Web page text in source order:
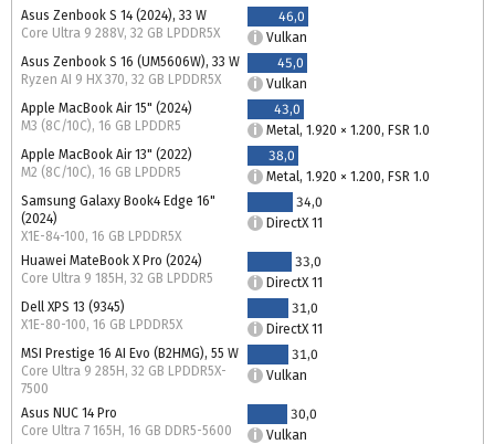
Asus Zenbook S 14 (2024), 33 W
Core Ultra 9 288V, 32 GB LPDDR5X
46,0
Vulkan
Asus Zenbook S 16 (UM5606W), 33 W
Ryzen AI 9 HX 370, 32 GB LPDDR5X
45,0
Vulkan
Apple MacBook Air 15" (2024)
M3 (8C/10C), 16 GB LPDDR5
43,0
Metal, 1.920 × 1.200, FSR 1.0
Apple MacBook Air 13" (2022)
M2 (8C/10C), 16 GB LPDDR5
38,0
Metal, 1.920 × 1.200, FSR 1.0
Samsung Galaxy Book4 Edge 16"
(2024)
X1E-84-100, 16 GB LPDDR5X
34,0
DirectX 11
Huawei MateBook X Pro (2024)
Core Ultra 9 185H, 32 GB LPDDR5
33,0
DirectX 11
Dell XPS 13 (9345)
X1E-80-100, 16 GB LPDDR5X
31,0
DirectX 11
MSI Prestige 16 AI Evo (B2HMG), 55 W
Core Ultra 9 285H, 32 GB LPDDR5X-
7500
31,0
Vulkan
Asus NUC 14 Pro
Core Ultra 7 165H, 16 GB DDR5-5600
30,0
Vulkan